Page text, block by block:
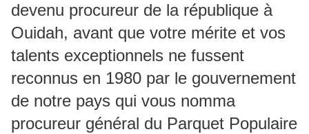
devenu procureur de la république à
Ouidah, avant que votre mérite et vos
talents exceptionnels ne fussent
reconnus en 1980 par le gouvernement
de notre pays qui vous nomma
procureur général du Parquet Populaire